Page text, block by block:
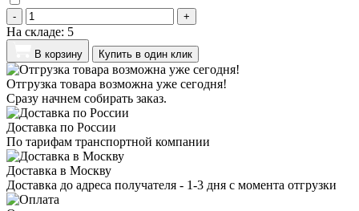
- +
На складе: 5
В корзину Купить в один клик
Отгрузка товара возможна уже сегодня!
Сразу начнем собирать заказ.
Доставка по России
По тарифам транспортной компании
Доставка в Москву
Доставка до адреса получателя - 1-3 дня с момента отгрузки